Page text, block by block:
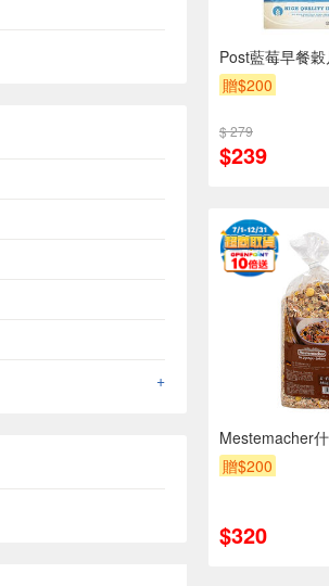
+
Post藍莓早餐
贈$200
$ 279
$239
Mestemacher
贈$200
$320